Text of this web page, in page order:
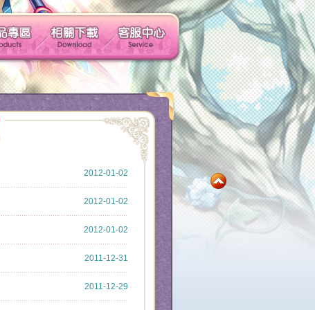
玩家社群 產品專區 相關下載 客服中心
社群帳號馬上玩
2012-01-02
2012-01-02
2012-01-02
2011-12-31
2011-12-29